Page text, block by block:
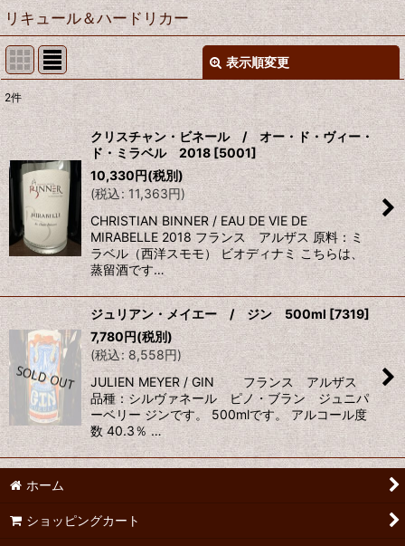
リキュール＆ハードリカー
表示順変更
サブカテゴリ
表示数:
並び順:
絞り込む
2件
クリスチャン・ビネール / オー・ド・ヴィー・
ド・ミラベル 2018 [5001]
10,330円(税別)
(税込: 11,363円)
CHRISTIAN BINNER / EAU DE VIE DE
MIRABELLE 2018 フランス アルザス 原料：ミ
ラベル（西洋スモモ） ビオディナミ こちらは、
蒸留酒です…
ジュリアン・メイエー / ジン 500ml [7319]
7,780円(税別)
(税込: 8,558円)
JULIEN MEYER / GIN フランス アルザス
品種：シルヴァネール ピノ・ブラン ジュニパ
ーベリー ジンです。 500mlです。 アルコール度
数 40.3％ …
ホーム
ショッピングカート